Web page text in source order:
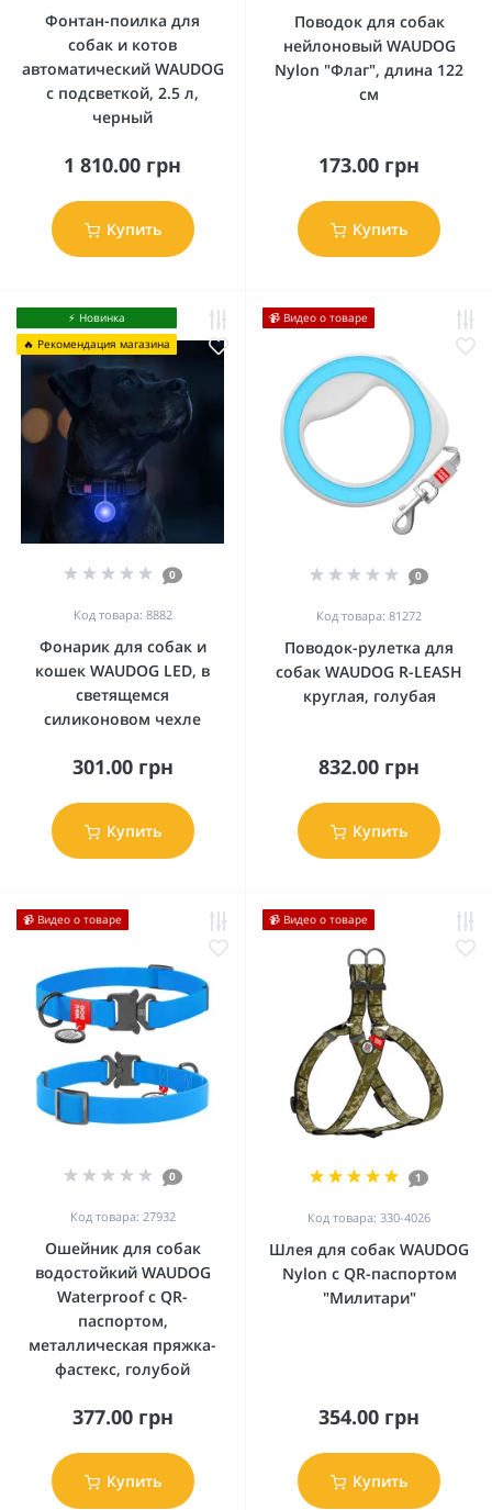
Фонтан-поилка для
собак и котов
автоматический WAUDOG
с подсветкой, 2.5 л,
черный
1 810.00 грн
Купить
Поводок для собак
нейлоновый WAUDOG
Nylon "Флаг", длина 122
см
173.00 грн
Купить
⚡️ Новинка
🔥 Рекомендация магазина
0
Код товара: 8882
Фонарик для собак и
кошек WAUDOG LED, в
светящемся
силиконовом чехле
301.00 грн
Купить
📹 Видео о товаре
0
Код товара: 81272
Поводок-рулетка для
собак WAUDOG R-LEASH
круглая, голубая
832.00 грн
Купить
📹 Видео о товаре
0
Код товара: 27932
Ошейник для собак
водостойкий WAUDOG
Waterproof c QR-
паспортом,
металлическая пряжка-
фастекс, голубой
377.00 грн
Купить
📹 Видео о товаре
1
Код товара: 330-4026
Шлея для собак WAUDOG
Nylon c QR-паспортом
"Милитари"
354.00 грн
Купить